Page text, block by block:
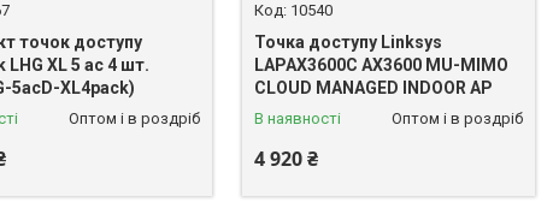
точок доступу
LHG XL 5 ac 4 шт.
5acD-XL4pack)
Оптом і в роздріб
10540
Точка доступу Linksys
LAPAX3600C AX3600 MU-MIMO
CLOUD MANAGED INDOOR AP
В наявності Оптом і в роздріб
4 920 ₴